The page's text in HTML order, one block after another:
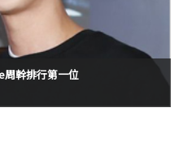
周幹排行第一位